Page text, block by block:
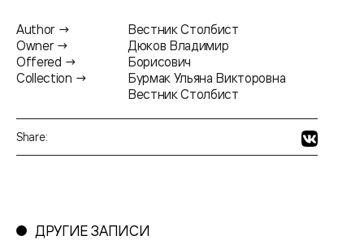
Author →
Owner →
Offered →
Collection →
Вестник Столбист
Дюков Владимир
Борисович
Бурмак Ульяна Викторовна
Вестник Столбист
Share:
ДРУГИЕ ЗАПИСИ